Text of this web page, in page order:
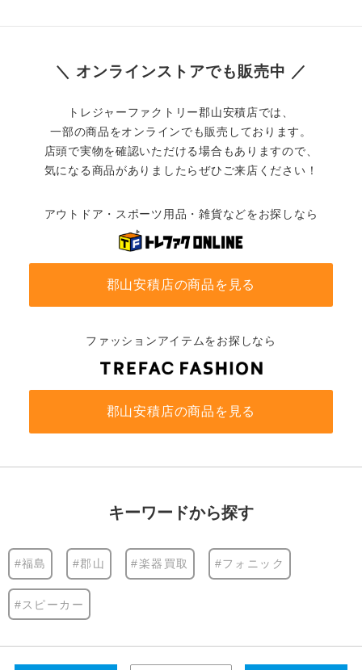
＼ オンラインストアでも販売中 ／
トレジャーファクトリー郡山安積店では、
一部の商品をオンラインでも販売しております。
店頭で実物を確認いただける場合もありますので、
気になる商品がありましたらぜひご来店ください！
アウトドア・スポーツ用品・雑貨などをお探しなら
郡山安積店の商品を見る
ファッションアイテムをお探しなら
郡山安積店の商品を見る
キーワードから探す
#福島 #郡山 #楽器買取 #フォニック
#スピーカー